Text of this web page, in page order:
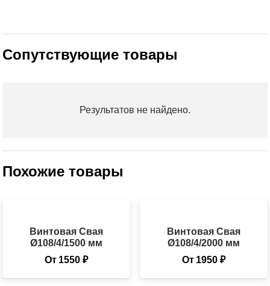
Сопутствующие товары
Результатов не найдено.
Похожие товары
Винтовая Свая
Ø108/4/1500 мм
От 1550₽
Винтовая Свая
Ø108/4/2000 мм
От 1950 ₽